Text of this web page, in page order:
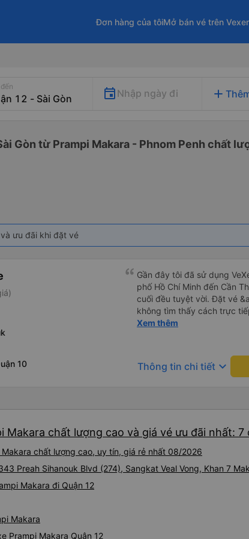
Đơn hàng của tôiMở bán vé trên
Nhập ngày đi add
Gòn từ Prampi Makara - Phnom Penh chất
ưu đãi khi đặt vé
10
Gần đây tôi đã sử dụng
phố Hồ Chí Minh đến Cần
cuối đều tuyệt vời. Đặt vé
không tìm thấy cách trực
đầu trong ứng dụng, nhưng
Phương tiện di chuyển:
nên chọn MEKO
giúp chuyến đi rất thư giãn.
mỗi chỗ ngồi. • Tốc độ:
hữu ích trong suốt chuyến
đưa đón miễn phí khi đến
Xem thêm
Thông tin chi tiết keyboard_arrow_down
Makara chất lượng cao và giá vé ưu đãi nhất: 7
chất lượng cao, uy tín, giá rẻ nhất 08/2026
Preah Sihanouk Blvd (274), Sangkat Veal Vong, Khan 7
Makara đi Quận 12
Makara
Prampi Makara Quận 12